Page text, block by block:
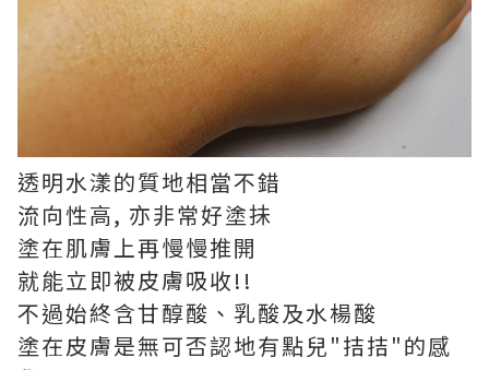
透明水漾的質地相當不錯
流向性高, 亦非常好塗抺
塗在肌膚上再慢慢推開
就能立即被皮膚吸收!!
不過始終含甘醇酸、乳酸及水楊酸
塗在皮膚是無可否認地有點兒"拮拮"的感